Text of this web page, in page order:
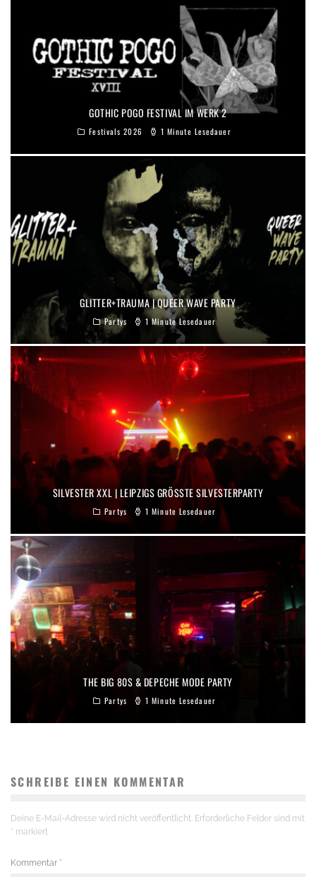
GOTHIC POGO FESTIVAL IM WERK 2
Festivals 2026 1 Minute Lesedauer
GLITTER+TRAUMA | QUEER WAVE PARTY
Partys 1 Minute Lesedauer
SILVESTER XXL | LEIPZIGS GRÖSSTE SILVESTERPARTY
Partys 1 Minute Lesedauer
THE BIG 80S & DEPECHE MODE PARTY
Partys 1 Minute Lesedauer
SCHREIBE EINEN KOMMENTAR
Deine E-Mail-Adresse wird nicht veröffentlicht. Erforderliche Felder sind mit
* markiert
Kommentar *